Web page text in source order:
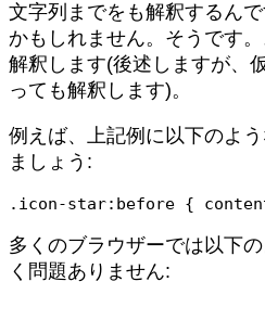
文字列までをも解釈するん
かもしれません。そうです
解釈します(後述しますが、
っても解釈します)。
例えば、上記例に以下のよ
ましょう:
多くのブラウザーでは以下
く問題ありません: